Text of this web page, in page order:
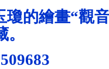
瓊的繪畫“觀